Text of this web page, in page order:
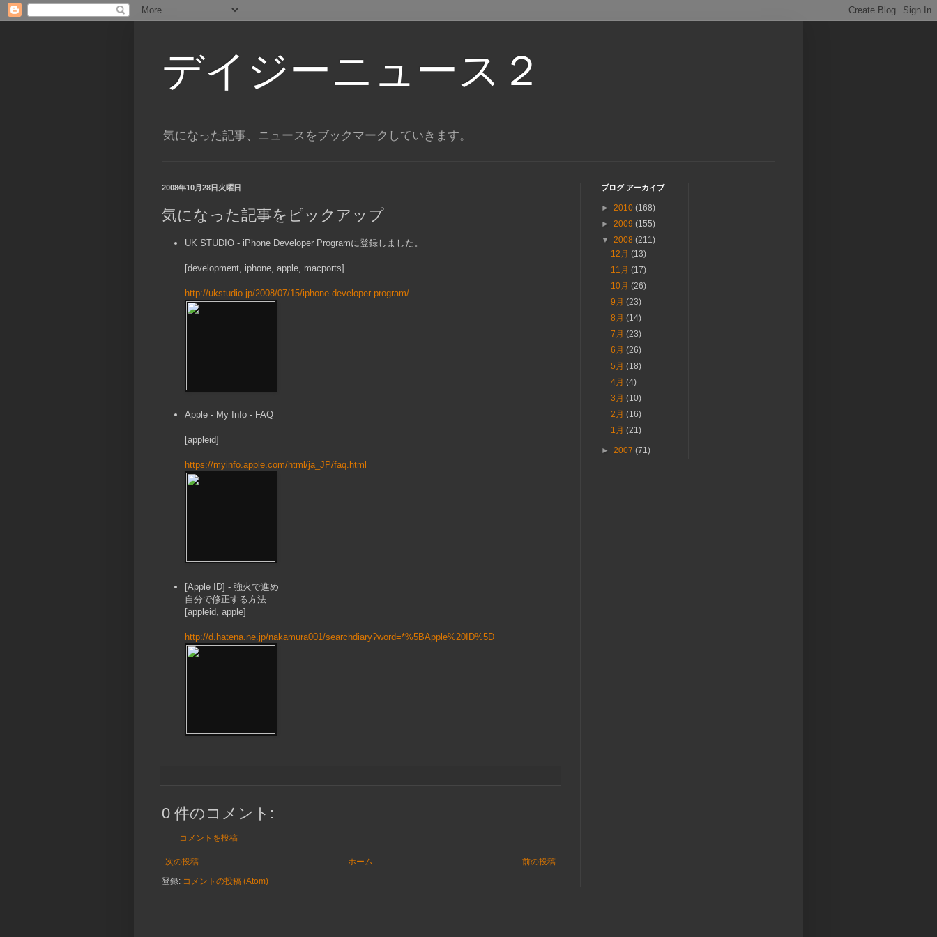
デイジーニュース２
気になった記事、ニュースをブックマークしていきます。
2008年10月28日火曜日
気になった記事をピックアップ
UK STUDIO - iPhone Developer Programに登録しました。
[development, iphone, apple, macports]
http://ukstudio.jp/2008/07/15/iphone-developer-program/
Apple - My Info - FAQ
[appleid]
https://myinfo.apple.com/html/ja_JP/faq.html
[Apple ID] - 強火で進め
自分で修正する方法
[appleid, apple]
http://d.hatena.ne.jp/nakamura001/searchdiary?word=*%5BApple%20ID%5D
0 件のコメント:
コメントを投稿
次の投稿 前の投稿
ホーム
登録: コメントの投稿 (Atom)
ブログ アーカイブ
► 2010 (168)
► 2009 (155)
▼ 2008 (211)
12月(13)
11月(17)
10月(26)
9月(23)
8月(14)
7月(23)
6月(26)
5月(18)
4月(4)
3月(10)
2月(16)
1月(21)
► 2007 (71)